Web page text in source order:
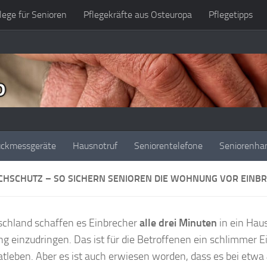
für Senioren Pflegekräfte aus Osteuropa Pflegetipps
Hausnotruf Seniorentelefone
– SO SICHERN SENIOREN DIE WOHNUNG VOR
schaffen es Einbrecheralle drei Minuten in ein
einzudringen. Das ist für die Betroffenen ein schlimmer
Aber es ist auch erwiesen worden, dass es bei etwa